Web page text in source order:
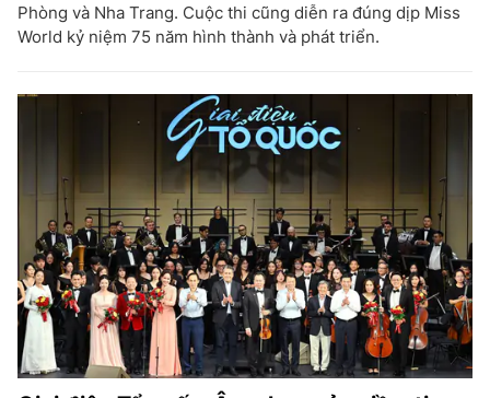
Phòng và Nha Trang. Cuộc thi cũng diễn ra đúng dịp Miss
World kỷ niệm 75 năm hình thành và phát triển.